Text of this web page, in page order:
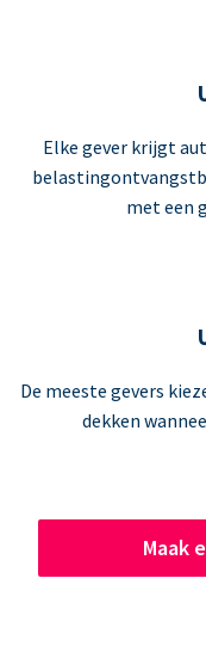
Elke gever krijgt
met een
De meeste gevers
dekken
Maak